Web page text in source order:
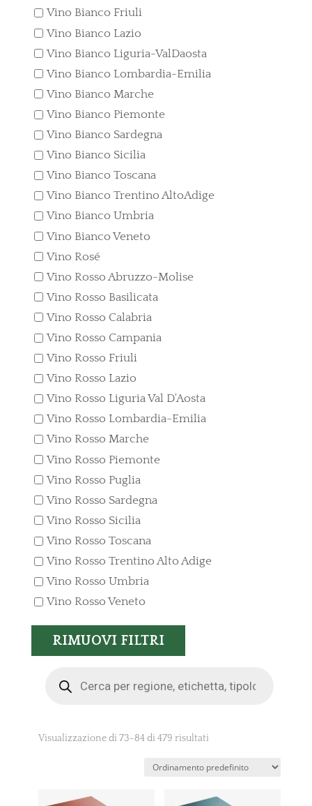
Vino Bianco Friuli
Vino Bianco Lazio
Vino Bianco Liguria-ValDaosta
Vino Bianco Lombardia-Emilia
Vino Bianco Marche
Vino Bianco Piemonte
Vino Bianco Sardegna
Vino Bianco Sicilia
Vino Bianco Toscana
Vino Bianco Trentino AltoAdige
Vino Bianco Umbria
Vino Bianco Veneto
Vino Rosé
Vino Rosso Abruzzo-Molise
Vino Rosso Basilicata
Vino Rosso Calabria
Vino Rosso Campania
Vino Rosso Friuli
Vino Rosso Lazio
Vino Rosso Liguria Val D'Aosta
Vino Rosso Lombardia-Emilia
Vino Rosso Marche
Vino Rosso Piemonte
Vino Rosso Puglia
Vino Rosso Sardegna
Vino Rosso Sicilia
Vino Rosso Toscana
Vino Rosso Trentino Alto Adige
Vino Rosso Umbria
Vino Rosso Veneto
RIMUOVI FILTRI
search
Visualizzazione di 73-84 di 479 risultati